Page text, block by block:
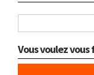
Vous voulez